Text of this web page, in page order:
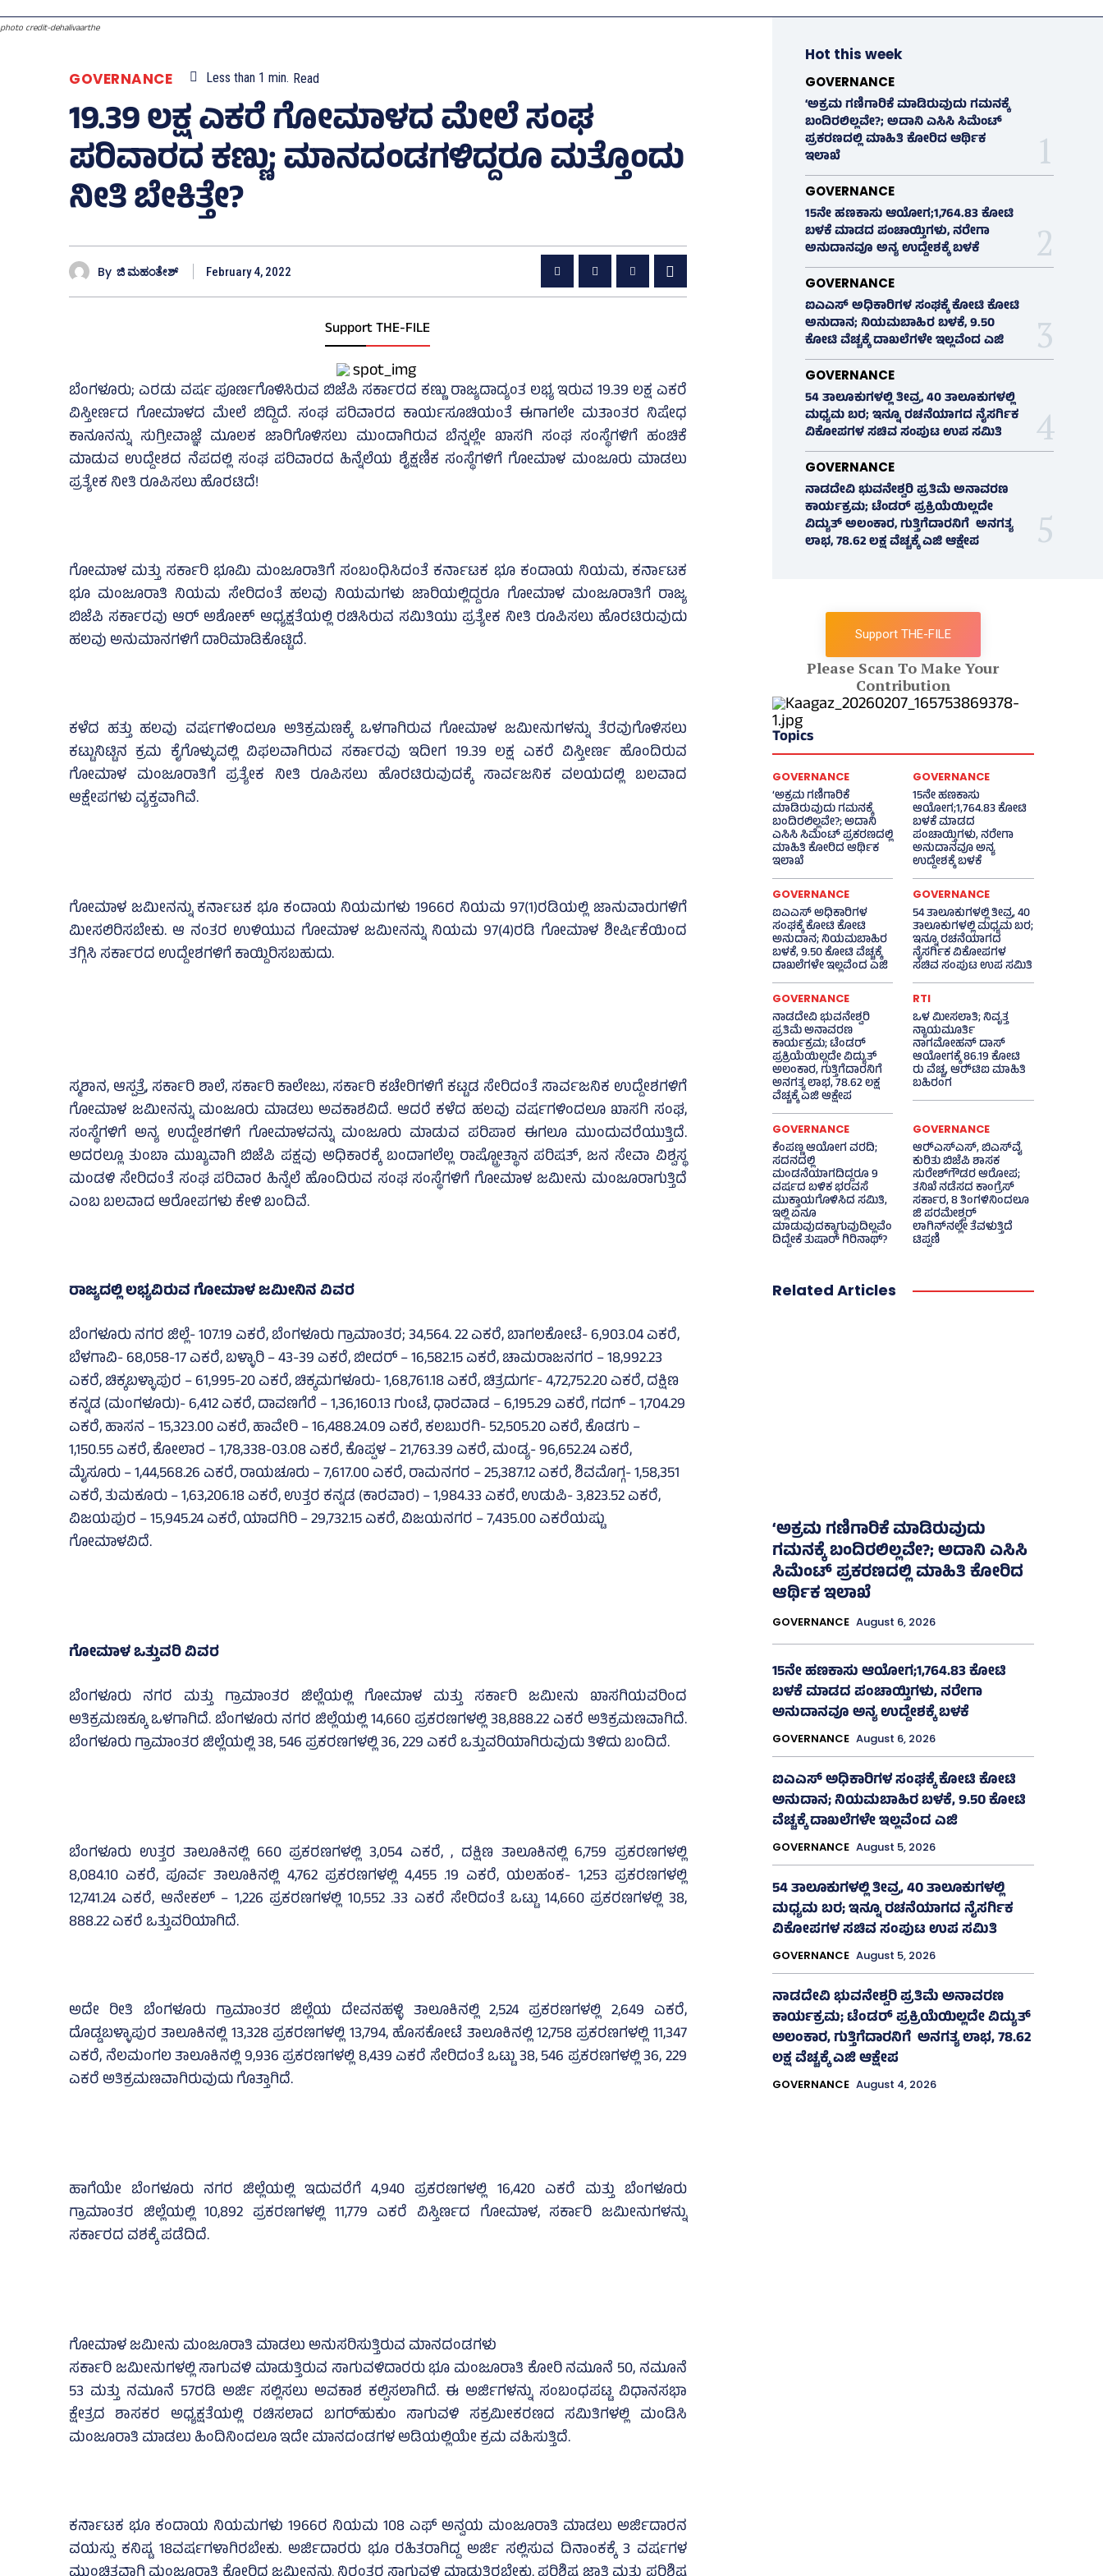
photo credit-dehalivaarthe
GOVERNANCE Less than 1 min. Read
19.39 ಲಕ್ಷ ಎಕರೆ ಗೋಮಾಳದ ಮೇಲೆ ಸಂಘ
ಪರಿವಾರದ ಕಣ್ಣು; ಮಾನದಂಡಗಳಿದ್ದರೂ ಮತ್ತೊಂದು
ನೀತಿ ಬೇಕಿತ್ತೇ?
By ಜಿ ಮಹಂತೇಶ್ February 4, 2022
Support THE-FILE
ಬೆಂಗಳೂರು; ಎರಡು ವರ್ಷ ಪೂರ್ಣಗೊಳಿಸಿರುವ ಬಿಜೆಪಿ ಸರ್ಕಾರದ ಕಣ್ಣು ರಾಜ್ಯದಾದ್ಯಂತ ಲಭ್ಯ ಇರುವ 19.39 ಲಕ್ಷ ಎಕರೆ
ವಿಸ್ತೀರ್ಣದ ಗೋಮಾಳದ ಮೇಲೆ ಬಿದ್ದಿದೆ. ಸಂಘ ಪರಿವಾರದ ಕಾರ್ಯಸೂಚಿಯಂತೆ ಈಗಾಗಲೇ ಮತಾಂತರ ನಿಷೇಧ
ಕಾನೂನನ್ನು ಸುಗ್ರೀವಾಜ್ಞೆ ಮೂಲಕ ಜಾರಿಗೊಳಿಸಲು ಮುಂದಾಗಿರುವ ಬೆನ್ನಲ್ಲೇ ಖಾಸಗಿ ಸಂಘ ಸಂಸ್ಥೆಗಳಿಗೆ ಹಂಚಿಕೆ
ಮಾಡುವ ಉದ್ದೇಶದ ನೆಪದಲ್ಲಿ ಸಂಘ ಪರಿವಾರದ ಹಿನ್ನೆಲೆಯ ಶೈಕ್ಷಣಿಕ ಸಂಸ್ಥೆಗಳಿಗೆ ಗೋಮಾಳ ಮಂಜೂರು ಮಾಡಲು
ಪ್ರತ್ಯೇಕ ನೀತಿ ರೂಪಿಸಲು ಹೊರಟಿದೆ!
ಗೋಮಾಳ ಮತ್ತು ಸರ್ಕಾರಿ ಭೂಮಿ ಮಂಜೂರಾತಿಗೆ ಸಂಬಂಧಿಸಿದಂತೆ ಕರ್ನಾಟಕ ಭೂ ಕಂದಾಯ ನಿಯಮ, ಕರ್ನಾಟಕ
ಭೂ ಮಂಜೂರಾತಿ ನಿಯಮ ಸೇರಿದಂತೆ ಹಲವು ನಿಯಮಗಳು ಜಾರಿಯಲ್ಲಿದ್ದರೂ ಗೋಮಾಳ ಮಂಜೂರಾತಿಗೆ ರಾಜ್ಯ
ಬಿಜೆಪಿ ಸರ್ಕಾರವು ಆರ್‌ ಅಶೋಕ್‌ ಆಧ್ಯಕ್ಷತೆಯಲ್ಲಿ ರಚಿಸಿರುವ ಸಮಿತಿಯು ಪ್ರತ್ಯೇಕ ನೀತಿ ರೂಪಿಸಲು ಹೊರಟಿರುವುದು
ಹಲವು ಅನುಮಾನಗಳಿಗೆ ದಾರಿಮಾಡಿಕೊಟ್ಟಿದೆ.
ಕಳೆದ ಹತ್ತು ಹಲವು ವರ್ಷಗಳಿಂದಲೂ ಅತಿಕ್ರಮಣಕ್ಕೆ ಒಳಗಾಗಿರುವ ಗೋಮಾಳ ಜಮೀನುಗಳನ್ನು ತೆರವುಗೊಳಿಸಲು
ಕಟ್ಟುನಿಟ್ಟಿನ ಕ್ರಮ ಕೈಗೊಳ್ಳುವಲ್ಲಿ ವಿಫಲವಾಗಿರುವ ಸರ್ಕಾರವು ಇದೀಗ 19.39 ಲಕ್ಷ ಎಕರೆ ವಿಸ್ತೀರ್ಣ ಹೊಂದಿರುವ
ಗೋಮಾಳ ಮಂಜೂರಾತಿಗೆ ಪ್ರತ್ಯೇಕ ನೀತಿ ರೂಪಿಸಲು ಹೊರಟಿರುವುದಕ್ಕೆ ಸಾರ್ವಜನಿಕ ವಲಯದಲ್ಲಿ ಬಲವಾದ
ಆಕ್ಷೇಪಗಳು ವ್ಯಕ್ತವಾಗಿವೆ.
ಗೋಮಾಳ ಜಮೀನನ್ನು ಕರ್ನಾಟಕ ಭೂ ಕಂದಾಯ ನಿಯಮಗಳು 1966ರ ನಿಯಮ 97(1)ರಡಿಯಲ್ಲಿ ಜಾನುವಾರುಗಳಿಗೆ
ಮೀಸಲಿರಿಸಬೇಕು. ಆ ನಂತರ ಉಳಿಯುವ ಗೋಮಾಳ ಜಮೀನನ್ನು ನಿಯಮ 97(4)ರಡಿ ಗೋಮಾಳ ಶೀರ್ಷಿಕೆಯಿಂದ
ತಗ್ಗಿಸಿ ಸರ್ಕಾರದ ಉದ್ದೇಶಗಳಿಗೆ ಕಾಯ್ದಿರಿಸಬಹುದು.
ಸ್ಮಶಾನ, ಆಸ್ಪತ್ರೆ, ಸರ್ಕಾರಿ ಶಾಲೆ, ಸರ್ಕಾರಿ ಕಾಲೇಜು, ಸರ್ಕಾರಿ ಕಚೇರಿಗಳಿಗೆ ಕಟ್ಟಡ ಸೇರಿದಂತೆ ಸಾರ್ವಜನಿಕ ಉದ್ದೇಶಗಳಿಗೆ
ಗೋಮಾಳ ಜಮೀನನ್ನು ಮಂಜೂರು ಮಾಡಲು ಅವಕಾಶವಿದೆ. ಆದರೆ ಕಳೆದ ಹಲವು ವರ್ಷಗಳಿಂದಲೂ ಖಾಸಗಿ ಸಂಘ,
ಸಂಸ್ಥೆಗಳಿಗೆ ಅನ್ಯ ಉದ್ದೇಶಗಳಿಗೆ ಗೋಮಾಳವನ್ನು ಮಂಜೂರು ಮಾಡುವ ಪರಿಪಾಠ ಈಗಲೂ ಮುಂದುವರೆಯುತ್ತಿದೆ.
ಅದರಲ್ಲೂ ತುಂಬಾ ಮುಖ್ಯವಾಗಿ ಬಿಜೆಪಿ ಪಕ್ಷವು ಅಧಿಕಾರಕ್ಕೆ ಬಂದಾಗಲೆಲ್ಲ ರಾಷ್ಟ್ರೋತ್ಥಾನ ಪರಿಷತ್‌, ಜನ ಸೇವಾ ವಿಶ್ವಸ್ಥ
ಮಂಡಳಿ ಸೇರಿದಂತೆ ಸಂಘ ಪರಿವಾರ ಹಿನ್ನೆಲೆ ಹೊಂದಿರುವ ಸಂಘ ಸಂಸ್ಥೆಗಳಿಗೆ ಗೋಮಾಳ ಜಮೀನು ಮಂಜೂರಾಗುತ್ತಿದೆ
ಎಂಬ ಬಲವಾದ ಆರೋಪಗಳು ಕೇಳಿ ಬಂದಿವೆ.
ರಾಜ್ಯದಲ್ಲಿ ಲಭ್ಯವಿರುವ ಗೋಮಾಳ ಜಮೀನಿನ ವಿವರ
ಬೆಂಗಳೂರು ನಗರ ಜಿಲ್ಲೆ- 107.19 ಎಕರೆ, ಬೆಂಗಳೂರು ಗ್ರಾಮಾಂತರ; 34,564. 22 ಎಕರೆ, ಬಾಗಲಕೋಟೆ- 6,903.04 ಎಕರೆ,
ಬೆಳಗಾವಿ- 68,058-17 ಎಕರೆ, ಬಳ್ಳಾರಿ – 43-39 ಎಕರೆ, ಬೀದರ್‌ – 16,582.15 ಎಕರೆ, ಚಾಮರಾಜನಗರ – 18,992.23
ಎಕರೆ, ಚಿಕ್ಕಬಳ್ಳಾಪುರ – 61,995-20 ಎಕರೆ, ಚಿಕ್ಕಮಗಳೂರು- 1,68,761.18 ಎಕರೆ, ಚಿತ್ರದುರ್ಗ- 4,72,752.20 ಎಕರೆ, ದಕ್ಷಿಣ
ಕನ್ನಡ (ಮಂಗಳೂರು)- 6,412 ಎಕರೆ, ದಾವಣಗೆರೆ – 1,36,160.13 ಗುಂಟೆ, ಧಾರವಾಡ – 6,195.29 ಎಕರೆ, ಗದಗ್‌ – 1,704.29
ಎಕರೆ, ಹಾಸನ – 15,323.00 ಎಕರೆ, ಹಾವೇರಿ – 16,488.24.09 ಎಕರೆ, ಕಲಬುರಗಿ- 52,505.20 ಎಕರೆ, ಕೊಡಗು –
1,150.55 ಎಕರೆ, ಕೋಲಾರ – 1,78,338-03.08 ಎಕರೆ, ಕೊಪ್ಪಳ – 21,763.39 ಎಕರೆ, ಮಂಡ್ಯ- 96,652.24 ಎಕರೆ,
ಮೈಸೂರು – 1,44,568.26 ಎಕರೆ, ರಾಯಚೂರು – 7,617.00 ಎಕರೆ, ರಾಮನಗರ – 25,387.12 ಎಕರೆ, ಶಿವಮೊಗ್ಗ- 1,58,351
ಎಕರೆ, ತುಮಕೂರು – 1,63,206.18 ಎಕರೆ, ಉತ್ತರ ಕನ್ನಡ (ಕಾರವಾರ) – 1,984.33 ಎಕರೆ, ಉಡುಪಿ- 3,823.52 ಎಕರೆ,
ವಿಜಯಪುರ – 15,945.24 ಎಕರೆ, ಯಾದಗಿರಿ – 29,732.15 ಎಕರೆ, ವಿಜಯನಗರ – 7,435.00 ಎಕರೆಯಷ್ಟು
ಗೋಮಾಳವಿದೆ.
ಗೋಮಾಳ ಒತ್ತುವರಿ ವಿವರ
ಬೆಂಗಳೂರು ನಗರ ಮತ್ತು ಗ್ರಾಮಾಂತರ ಜಿಲ್ಲೆಯಲ್ಲಿ ಗೋಮಾಳ ಮತ್ತು ಸರ್ಕಾರಿ ಜಮೀನು ಖಾಸಗಿಯವರಿಂದ
ಅತಿಕ್ರಮಣಕ್ಕೂ ಒಳಗಾಗಿದೆ. ಬೆಂಗಳೂರು ನಗರ ಜಿಲ್ಲೆಯಲ್ಲಿ 14,660 ಪ್ರಕರಣಗಳಲ್ಲಿ 38,888.22 ಎಕರೆ ಅತಿಕ್ರಮಣವಾಗಿದೆ.
ಬೆಂಗಳೂರು ಗ್ರಾಮಾಂತರ ಜಿಲ್ಲೆಯಲ್ಲಿ 38, 546 ಪ್ರಕರಣಗಳಲ್ಲಿ 36, 229 ಎಕರೆ ಒತ್ತುವರಿಯಾಗಿರುವುದು ತಿಳಿದು ಬಂದಿದೆ.
ಬೆಂಗಳೂರು ಉತ್ತರ ತಾಲೂಕಿನಲ್ಲಿ 660 ಪ್ರಕರಣಗಳಲ್ಲಿ 3,054 ಎಕರೆ, , ದಕ್ಷಿಣ ತಾಲೂಕಿನಲ್ಲಿ 6,759 ಪ್ರಕರಣಗಳಲ್ಲಿ
8,084.10 ಎಕರೆ, ಪೂರ್ವ ತಾಲೂಕಿನಲ್ಲಿ 4,762 ಪ್ರಕರಣಗಳಲ್ಲಿ 4,455 .19 ಎಕರೆ, ಯಲಹಂಕ- 1,253 ಪ್ರಕರಣಗಳಲ್ಲಿ
12,741.24 ಎಕರೆ, ಆನೇಕಲ್‌ – 1,226 ಪ್ರಕರಣಗಳಲ್ಲಿ 10,552 .33 ಎಕರೆ ಸೇರಿದಂತೆ ಒಟ್ಟು 14,660 ಪ್ರಕರಣಗಳಲ್ಲಿ 38,
888.22 ಎಕರೆ ಒತ್ತುವರಿಯಾಗಿದೆ.
ಅದೇ ರೀತಿ ಬೆಂಗಳೂರು ಗ್ರಾಮಾಂತರ ಜಿಲ್ಲೆಯ ದೇವನಹಳ್ಳಿ ತಾಲೂಕಿನಲ್ಲಿ 2,524 ಪ್ರಕರಣಗಳಲ್ಲಿ 2,649 ಎಕರೆ,
ದೊಡ್ಡಬಳ್ಳಾಪುರ ತಾಲೂಕಿನಲ್ಲಿ 13,328 ಪ್ರಕರಣಗಳಲ್ಲಿ 13,794, ಹೊಸಕೋಟೆ ತಾಲೂಕಿನಲ್ಲಿ 12,758 ಪ್ರಕರಣಗಳಲ್ಲಿ 11,347
ಎಕರೆ, ನೆಲಮಂಗಲ ತಾಲೂಕಿನಲ್ಲಿ 9,936 ಪ್ರಕರಣಗಳಲ್ಲಿ 8,439 ಎಕರೆ ಸೇರಿದಂತೆ ಒಟ್ಟು 38, 546 ಪ್ರಕರಣಗಳಲ್ಲಿ 36, 229
ಎಕರೆ ಅತಿಕ್ರಮಣವಾಗಿರುವುದು ಗೊತ್ತಾಗಿದೆ.
ಹಾಗೆಯೇ ಬೆಂಗಳೂರು ನಗರ ಜಿಲ್ಲೆಯಲ್ಲಿ ಇದುವರೆಗೆ 4,940 ಪ್ರಕರಣಗಳಲ್ಲಿ 16,420 ಎಕರೆ ಮತ್ತು ಬೆಂಗಳೂರು
ಗ್ರಾಮಾಂತರ ಜಿಲ್ಲೆಯಲ್ಲಿ 10,892 ಪ್ರಕರಣಗಳಲ್ಲಿ 11,779 ಎಕರೆ ವಿಸ್ತಿರ್ಣದ ಗೋಮಾಳ, ಸರ್ಕಾರಿ ಜಮೀನುಗಳನ್ನು
ಸರ್ಕಾರದ ವಶಕ್ಕೆ ಪಡೆದಿದೆ.
ಗೋಮಾಳ ಜಮೀನು ಮಂಜೂರಾತಿ ಮಾಡಲು ಅನುಸರಿಸುತ್ತಿರುವ ಮಾನದಂಡಗಳು
ಸರ್ಕಾರಿ ಜಮೀನುಗಳಲ್ಲಿ ಸಾಗುವಳಿ ಮಾಡುತ್ತಿರುವ ಸಾಗುವಳಿದಾರರು ಭೂ ಮಂಜೂರಾತಿ ಕೋರಿ ನಮೂನೆ 50, ನಮೂನೆ
53 ಮತ್ತು ನಮೂನೆ 57ರಡಿ ಅರ್ಜಿ ಸಲ್ಲಿಸಲು ಅವಕಾಶ ಕಲ್ಪಿಸಲಾಗಿದೆ. ಈ ಅರ್ಜಿಗಳನ್ನು ಸಂಬಂಧಪಟ್ಟ ವಿಧಾನಸಭಾ
ಕ್ಷೇತ್ರದ ಶಾಸಕರ ಅಧ್ಯಕ್ಷತೆಯಲ್ಲಿ ರಚಿಸಲಾದ ಬಗರ್‌ಹುಕುಂ ಸಾಗುವಳಿ ಸಕ್ರಮೀಕರಣದ ಸಮಿತಿಗಳಲ್ಲಿ ಮಂಡಿಸಿ
ಮಂಜೂರಾತಿ ಮಾಡಲು ಹಿಂದಿನಿಂದಲೂ ಇದೇ ಮಾನದಂಡಗಳ ಅಡಿಯಲ್ಲಿಯೇ ಕ್ರಮ ವಹಿಸುತ್ತಿದೆ.
ಕರ್ನಾಟಕ ಭೂ ಕಂದಾಯ ನಿಯಮಗಳು 1966ರ ನಿಯಮ 108 ಎಫ್‌ ಅನ್ವಯ ಮಂಜೂರಾತಿ ಮಾಡಲು ಅರ್ಜಿದಾರನ
ವಯಸ್ಸು ಕನಿಷ್ಟ 18ವರ್ಷಗಳಾಗಿರಬೇಕು. ಅರ್ಜಿದಾರರು ಭೂ ರಹಿತರಾಗಿದ್ದ ಅರ್ಜಿ ಸಲ್ಲಿಸುವ ದಿನಾಂಕಕ್ಕೆ 3 ವರ್ಷಗಳ
Hot this week
GOVERNANCE
‘ಅಕ್ರಮ ಗಣಿಗಾರಿಕೆ ಮಾಡಿರುವುದು ಗಮನಕ್ಕೆ
ಬಂದಿರಲಿಲ್ಲವೇ?; ಅದಾನಿ ಎಸಿಸಿ ಸಿಮೆಂಟ್
ಪ್ರಕರಣದಲ್ಲಿ ಮಾಹಿತಿ ಕೋರಿದ ಆರ್ಥಿಕ
ಇಲಾಖೆ
GOVERNANCE
15ನೇ ಹಣಕಾಸು ಆಯೋಗ;1,764.83 ಕೋಟಿ
ಬಳಕೆ ಮಾಡದ ಪಂಚಾಯ್ತಿಗಳು, ನರೇಗಾ
ಅನುದಾನವೂ ಅನ್ಯ ಉದ್ದೇಶಕ್ಕೆ ಬಳಕೆ
GOVERNANCE
ಐಎಎಸ್‌ ಅಧಿಕಾರಿಗಳ ಸಂಘಕ್ಕೆ ಕೋಟಿ ಕೋಟಿ
ಅನುದಾನ; ನಿಯಮಬಾಹಿರ ಬಳಕೆ, 9.50
ಕೋಟಿ ವೆಚ್ಚಕ್ಕೆ ದಾಖಲೆಗಳೇ ಇಲ್ಲವೆಂದ ಎಜಿ
GOVERNANCE
54 ತಾಲೂಕುಗಳಲ್ಲಿ ತೀವ್ರ, 40 ತಾಲೂಕುಗಳಲ್ಲಿ
ಮಧ್ಯಮ ಬರ; ಇನ್ನೂ ರಚನೆಯಾಗದ ನೈಸರ್ಗಿಕ
ವಿಕೋಪಗಳ ಸಚಿವ ಸಂಪುಟ ಉಪ ಸಮಿತಿ
GOVERNANCE
ನಾಡದೇವಿ ಭುವನೇಶ್ವರಿ ಪ್ರತಿಮೆ ಅನಾವರಣ
ಕಾರ್ಯಕ್ರಮ; ಟೆಂಡರ್ ಪ್ರಕ್ರಿಯೆಯಿಲ್ಲದೇ
ವಿದ್ಯುತ್‌ ಅಲಂಕಾರ, ಗುತ್ತಿಗೆದಾರನಿಗೆ ಅನಗತ್ಯ
ಲಾಭ, 78.62 ಲಕ್ಷ ವೆಚ್ಚಕ್ಕೆ ಎಜಿ ಆಕ್ಷೇಪ
Support THE-FILE
Please Scan To Make Your
Contribution
Topics
GOVERNANCE
‘ಅಕ್ರಮ ಗಣಿಗಾರಿಕೆ
ಮಾಡಿರುವುದು ಗಮನಕ್ಕೆ
ಬಂದಿರಲಿಲ್ಲವೇ?; ಅದಾನಿ
ಎಸಿಸಿ ಸಿಮೆಂಟ್ ಪ್ರಕರಣದಲ್ಲಿ
ಮಾಹಿತಿ ಕೋರಿದ ಆರ್ಥಿಕ
ಇಲಾಖೆ
GOVERNANCE
15ನೇ ಹಣಕಾಸು
ಆಯೋಗ;1,764.83 ಕೋಟಿ
ಬಳಕೆ ಮಾಡದ
ಪಂಚಾಯ್ತಿಗಳು, ನರೇಗಾ
ಅನುದಾನವೂ ಅನ್ಯ
ಉದ್ದೇಶಕ್ಕೆ ಬಳಕೆ
GOVERNANCE
ಐಎಎಸ್‌ ಅಧಿಕಾರಿಗಳ
ಸಂಘಕ್ಕೆ ಕೋಟಿ ಕೋಟಿ
ಅನುದಾನ; ನಿಯಮಬಾಹಿರ
ಬಳಕೆ, 9.50 ಕೋಟಿ ವೆಚ್ಚಕ್ಕೆ
ದಾಖಲೆಗಳೇ ಇಲ್ಲವೆಂದ ಎಜಿ
GOVERNANCE
54 ತಾಲೂಕುಗಳಲ್ಲಿ ತೀವ್ರ, 40
ತಾಲೂಕುಗಳಲ್ಲಿ ಮಧ್ಯಮ ಬರ;
ಇನ್ನೂ ರಚನೆಯಾಗದ
ನೈಸರ್ಗಿಕ ವಿಕೋಪಗಳ
ಸಚಿವ ಸಂಪುಟ ಉಪ ಸಮಿತಿ
GOVERNANCE
ನಾಡದೇವಿ ಭುವನೇಶ್ವರಿ
ಪ್ರತಿಮೆ ಅನಾವರಣ
ಕಾರ್ಯಕ್ರಮ; ಟೆಂಡರ್
ಪ್ರಕ್ರಿಯೆಯಿಲ್ಲದೇ ವಿದ್ಯುತ್‌
ಅಲಂಕಾರ, ಗುತ್ತಿಗೆದಾರನಿಗೆ
ಅನಗತ್ಯ ಲಾಭ, 78.62 ಲಕ್ಷ
ವೆಚ್ಚಕ್ಕೆ ಎಜಿ ಆಕ್ಷೇಪ
RTI
ಒಳ ಮೀಸಲಾತಿ; ನಿವೃತ್ತ
ನ್ಯಾಯಮೂರ್ತಿ
ನಾಗಮೋಹನ್ ದಾಸ್
ಆಯೋಗಕ್ಕೆ 86.19 ಕೋಟಿ
ರು ವೆಚ್ಚ, ಆರ್‍‌ಟಿಐ ಮಾಹಿತಿ
ಬಹಿರಂಗ
GOVERNANCE
ಕೆಂಪಣ್ಣ ಆಯೋಗ ವರದಿ;
ಸದನದಲ್ಲಿ
ಮಂಡನೆಯಾಗದಿದ್ದರೂ 9
ವರ್ಷದ ಬಳಿಕ ಭರವಸೆ
ಮುಕ್ತಾಯಗೊಳಿಸಿದ ಸಮಿತಿ,
ಇಲ್ಲಿ ಏನೂ
ಮಾಡುವುದಕ್ಕಾಗುವುದಿಲ್ಲವೆಂ
ದಿದ್ದೇಕೆ ತುಷಾರ್ ಗಿರಿನಾಥ್?
GOVERNANCE
ಆರ್‍‌ಎಸ್‌ಎಸ್‌, ಬಿಎಸ್‌ವೈ
ಕುರಿತು ಬಿಜೆಪಿ ಶಾಸಕ
ಸುರೇಶ್‌ಗೌಡರ ಆರೋಪ;
ತನಿಖೆ ನಡೆಸದ ಕಾಂಗ್ರೆಸ್‌
ಸರ್ಕಾರ, 8 ತಿಂಗಳಿನಿಂದಲೂ
ಜಿ ಪರಮೇಶ್ವರ್
ಲಾಗಿನ್‌ನಲ್ಲೇ ತೆವಳುತ್ತಿದೆ
ಟಿಪ್ಪಣಿ
Related Articles
‘ಅಕ್ರಮ ಗಣಿಗಾರಿಕೆ ಮಾಡಿರುವುದು
ಗಮನಕ್ಕೆ ಬಂದಿರಲಿಲ್ಲವೇ?; ಅದಾನಿ ಎಸಿಸಿ
ಸಿಮೆಂಟ್ ಪ್ರಕರಣದಲ್ಲಿ ಮಾಹಿತಿ ಕೋರಿದ
ಆರ್ಥಿಕ ಇಲಾಖೆ
GOVERNANCE August 6, 2026
15ನೇ ಹಣಕಾಸು ಆಯೋಗ;1,764.83 ಕೋಟಿ
ಬಳಕೆ ಮಾಡದ ಪಂಚಾಯ್ತಿಗಳು, ನರೇಗಾ
ಅನುದಾನವೂ ಅನ್ಯ ಉದ್ದೇಶಕ್ಕೆ ಬಳಕೆ
GOVERNANCE August 6, 2026
ಐಎಎಸ್‌ ಅಧಿಕಾರಿಗಳ ಸಂಘಕ್ಕೆ ಕೋಟಿ ಕೋಟಿ
ಅನುದಾನ; ನಿಯಮಬಾಹಿರ ಬಳಕೆ, 9.50 ಕೋಟಿ
ವೆಚ್ಚಕ್ಕೆ ದಾಖಲೆಗಳೇ ಇಲ್ಲವೆಂದ ಎಜಿ
GOVERNANCE August 5, 2026
54 ತಾಲೂಕುಗಳಲ್ಲಿ ತೀವ್ರ, 40 ತಾಲೂಕುಗಳಲ್ಲಿ
ಮಧ್ಯಮ ಬರ; ಇನ್ನೂ ರಚನೆಯಾಗದ ನೈಸರ್ಗಿಕ
ವಿಕೋಪಗಳ ಸಚಿವ ಸಂಪುಟ ಉಪ ಸಮಿತಿ
GOVERNANCE August 5, 2026
ನಾಡದೇವಿ ಭುವನೇಶ್ವರಿ ಪ್ರತಿಮೆ ಅನಾವರಣ
ಕಾರ್ಯಕ್ರಮ; ಟೆಂಡರ್ ಪ್ರಕ್ರಿಯೆಯಿಲ್ಲದೇ ವಿದ್ಯುತ್‌
ಅಲಂಕಾರ, ಗುತ್ತಿಗೆದಾರನಿಗೆ ಅನಗತ್ಯ ಲಾಭ, 78.62
ಲಕ್ಷ ವೆಚ್ಚಕ್ಕೆ ಎಜಿ ಆಕ್ಷೇಪ
GOVERNANCE August 4, 2026